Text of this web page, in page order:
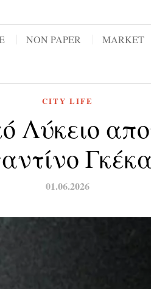
NON PAPER MARKET
CITY LIFE
Λύκειο
01.06.2026